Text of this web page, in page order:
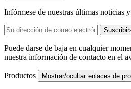
Infórmese de nuestras últimas noticias
Puede darse de baja en cualquier
nuestra información de contacto en el
Productos Mostrar/ocultar enlaces de